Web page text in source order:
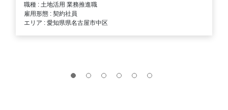
職種 : 土地活用 業務推進職
雇用形態 : 契約社員
エリア : 愛知県県名古屋市中区